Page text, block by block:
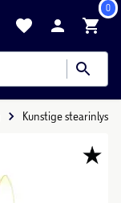
0
Kunstige stearinlys